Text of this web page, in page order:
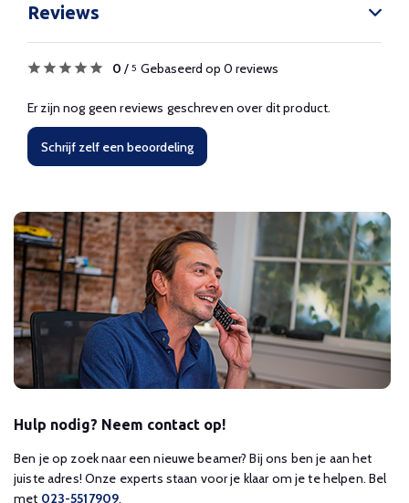
Reviews
0 / 5 Gebaseerd op 0 reviews
Er zijn nog geen reviews geschreven over dit product.
Schrijf zelf een beoordeling
Hulp nodig? Neem contact op!
Ben je op zoek naar een nieuwe beamer? Bij ons ben je aan het
juiste adres! Onze experts staan voor je klaar om je te helpen. Bel
met 023-5517909.